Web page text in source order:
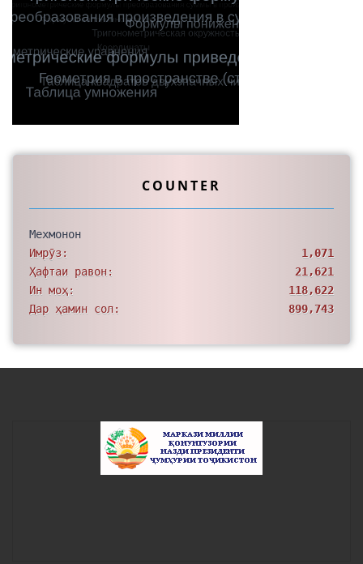
COUNTER
Мехмонон
Имрӯз:
1,071
Ҳафтаи равон:
21,621
Ин моҳ:
118,622
Дар ҳамин сол:
899,743